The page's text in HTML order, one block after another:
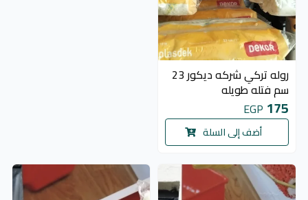
روله تركي شركه ديكور 23
سم فتله طويله
175
EGP
أضف إلى السلة